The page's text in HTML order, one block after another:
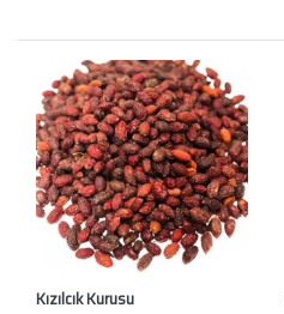
Kızılcık Kurusu